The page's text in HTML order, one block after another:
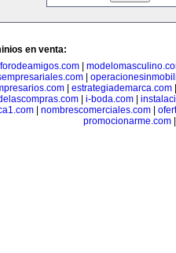
en venta:
forodeamigos.com
| estrategiademarca.com
i-boda.com
| nombrescomerciales.com|
promocionarme.com